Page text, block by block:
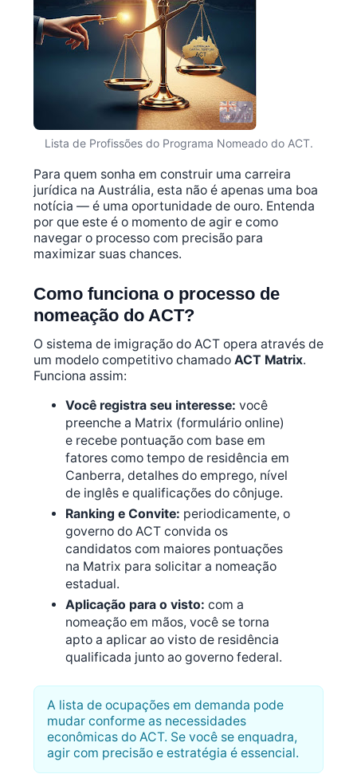
Lista de Profissões do Programa Nomeado do ACT.
Para quem sonha em construir uma carreira
jurídica na Austrália, esta não é apenas uma boa
notícia — é uma oportunidade de ouro. Entenda
por que este é o momento de agir e como
navegar o processo com precisão para
maximizar suas chances.
Como funciona o processo de
nomeação do ACT?
O sistema de imigração do ACT opera através de
um modelo competitivo chamado ACT Matrix.
Funciona assim:
Você registra seu interesse: você
preenche a Matrix (formulário online)
e recebe pontuação com base em
fatores como tempo de residência em
Canberra, detalhes do emprego, nível
de inglês e qualificações do cônjuge.
Ranking e Convite: periodicamente, o
governo do ACT convida os
candidatos com maiores pontuações
na Matrix para solicitar a nomeação
estadual.
Aplicação para o visto: com a
nomeação em mãos, você se torna
apto a aplicar ao visto de residência
qualificada junto ao governo federal.
A lista de ocupações em demanda pode
mudar conforme as necessidades
econômicas do ACT. Se você se enquadra,
agir com precisão e estratégia é essencial.